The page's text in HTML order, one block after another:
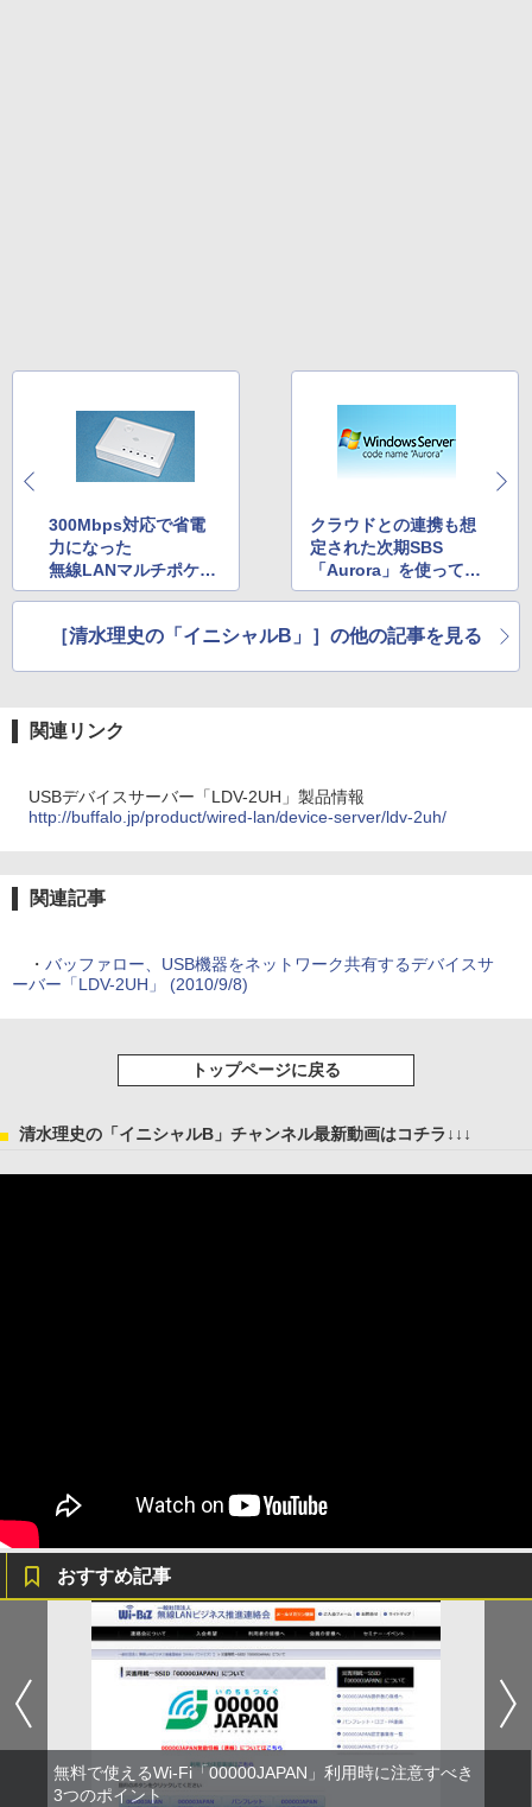
300Mbps対応で省電
力になった
無線LANマルチポケッ
トルーター「MZK-MF
クラウドとの連携も想
定された次期SBS
「Aurora」を使ってみ
る
［清水理史の「イニシャルB」］の他の記事を見る
関連リンク
USBデバイスサーバー「LDV-2UH」製品情報
http://buffalo.jp/product/wired-lan/device-server/ldv-2uh/
関連記事
・ バッファロー、USB機器をネットワーク共有するデバイスサ
ーバー「LDV-2UH」 (2010/9/8)
トップページに戻る
清水理史の「イニシャルB」チャンネル最新動画はコチラ↓↓↓
おすすめ記事
無料で使えるWi-Fi「00000JAPAN」利用時に注意すべき
3つのポイント